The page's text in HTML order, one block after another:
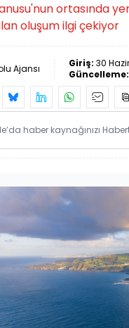
ortasında
oluşum ilgi çekiyor
Ajansı Giriş: 30
haber kaynağınızı